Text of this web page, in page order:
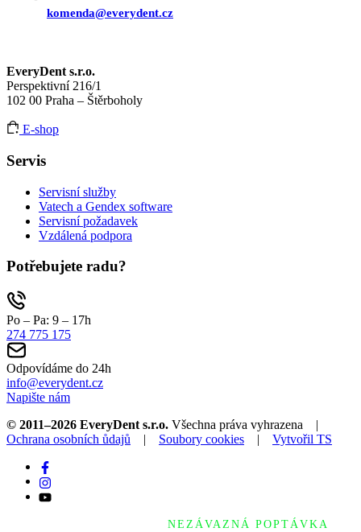
komenda@everydent.cz
EveryDent s.r.o.
Perspektivní 216/1
102 00 Praha – Štěrboholy
E-shop
Servis
Servisní služby
Vatech a Gendex software
Servisní požadavek
Vzdálená podpora
Potřebujete radu?
Po – Pa: 9 – 17h
274 775 175
Odpovídáme do 24h
info@everydent.cz
Napište nám
© 2011–2026 EveryDent s.r.o. Všechna práva vyhrazena |
Ochrana osobních ůdajů | Soubory cookies | Vytvořil TS
NEZÁVAZNÁ POPTÁVKA